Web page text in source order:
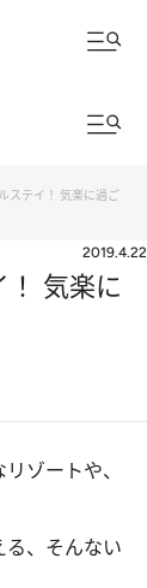
ステイ！ 気楽に過ご
2019.4.22
気楽に
ゾートや、
、そんない